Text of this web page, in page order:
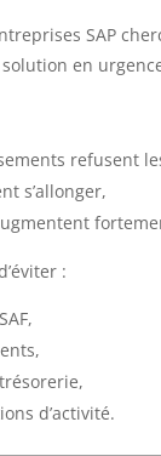
SAP
en
refusent
s’allonger,
:
d’activité.